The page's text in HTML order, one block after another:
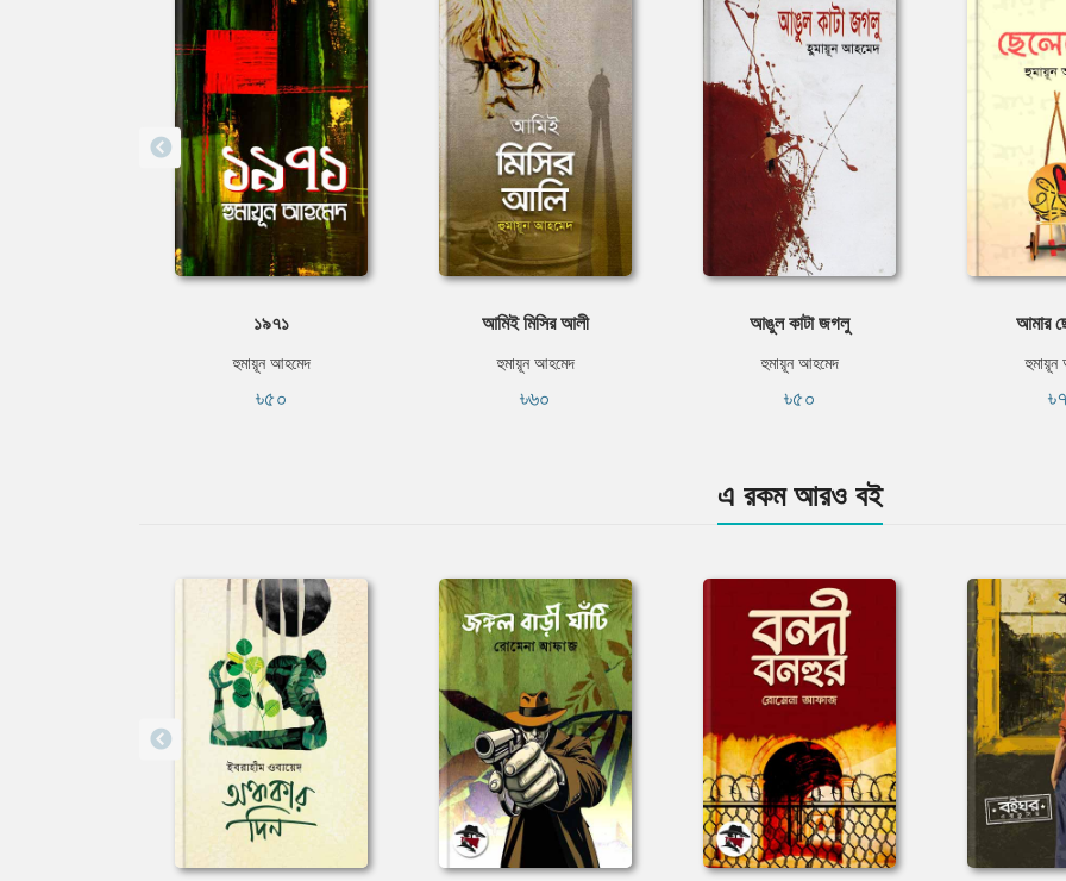
১৯৭১
হুমায়ূন আহমেদ
৳৫০
আমিই মিসির আলী
হুমায়ূন আহমেদ
৳৬০
আঙুল কাটা জগলু
হুমায়ূন আহমেদ
৳৫০
আমার
এ রকম আরও বই